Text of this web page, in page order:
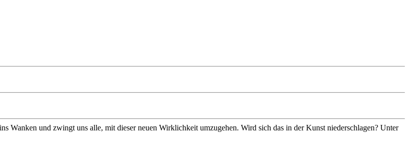
Wanken und zwingt uns alle, mit dieser neuen Wirklichkeit umzugehen. Wird sich das in der Kunst niederschlagen? Unter